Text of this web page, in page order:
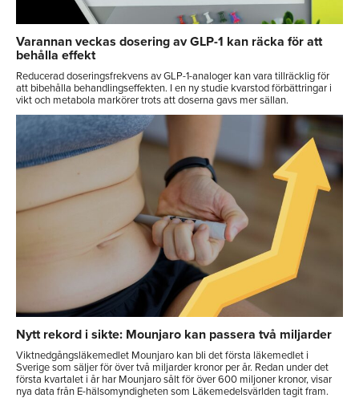
Varannan veckas dosering av GLP-1 kan räcka för att
behålla effekt
Reducerad doseringsfrekvens av GLP-1-analoger kan vara tillräcklig för
att bibehålla behandlingseffekten. I en ny studie kvarstod förbättringar i
vikt och metabola markörer trots att doserna gavs mer sällan.
Nytt rekord i sikte: Mounjaro kan passera två miljarder
Viktnedgångsläkemedlet Mounjaro kan bli det första läkemedlet i
Sverige som säljer för över två miljarder kronor per år. Redan under det
första kvartalet i år har Mounjaro sålt för över 600 miljoner kronor, visar
nya data från E-hälsomyndigheten som Läkemedelsvärlden tagit fram.